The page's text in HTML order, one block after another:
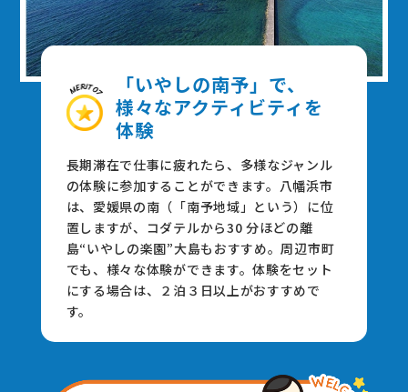
「いやしの南予」で、
様々なアクティビティを
体験
⻑期滞在で仕事に疲れたら、多様なジャンル
の体験に参加することができます。⼋幡浜市
は、愛媛県の南（「南予地域」という）に位
置しますが、コダテルから30 分ほどの離
島“いやしの楽園”⼤島もおすすめ。周辺市町
でも、様々な体験ができます。体験をセット
にする場合は、２泊３⽇以上がおすすめで
す。